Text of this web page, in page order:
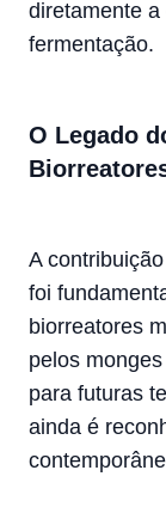
diretamente
fermentação.
O Legado
A
foi
biorreatores
pelos
para futuras
ainda é